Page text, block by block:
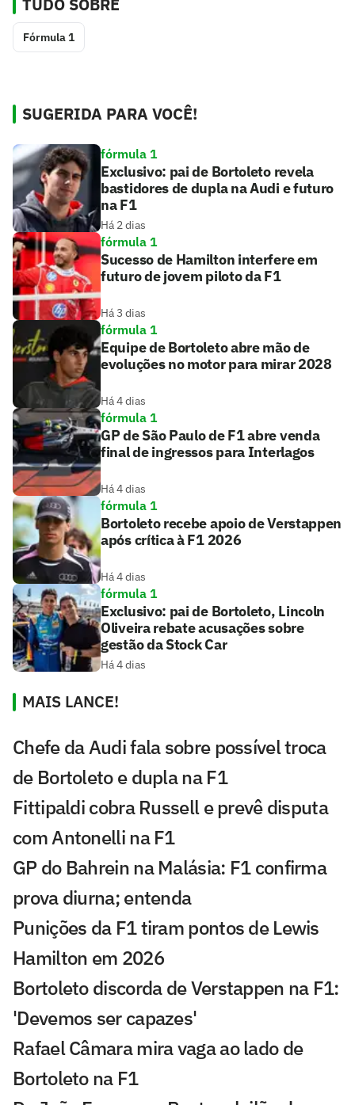
TUDO SOBRE
Fórmula 1
SUGERIDA PARA VOCÊ!
fórmula 1
Exclusivo: pai de Bortoleto revela
bastidores de dupla na Audi e futuro
na F1
Há 2 dias
fórmula 1
Sucesso de Hamilton interfere em
futuro de jovem piloto da F1
Há 3 dias
fórmula 1
Equipe de Bortoleto abre mão de
evoluções no motor para mirar 2028
Há 4 dias
fórmula 1
GP de São Paulo de F1 abre venda
final de ingressos para Interlagos
Há 4 dias
fórmula 1
Bortoleto recebe apoio de Verstappen
após crítica à F1 2026
Há 4 dias
fórmula 1
Exclusivo: pai de Bortoleto, Lincoln
Oliveira rebate acusações sobre
gestão da Stock Car
Há 4 dias
MAIS LANCE!
Chefe da Audi fala sobre possível troca
de Bortoleto e dupla na F1
Fittipaldi cobra Russell e prevê disputa
com Antonelli na F1
GP do Bahrein na Malásia: F1 confirma
prova diurna; entenda
Punições da F1 tiram pontos de Lewis
Hamilton em 2026
Bortoleto discorda de Verstappen na F1:
'Devemos ser capazes'
Rafael Câmara mira vaga ao lado de
Bortoleto na F1